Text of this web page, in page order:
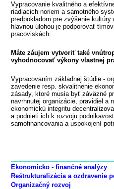
Vypracovanie kvalitného a
riadiacich noriem a samotného
predpokladom pre zvýšenie
hlavnou úlohou je podporovať
pracoviskách.
Máte záujem vytvoriť také
vyhodnocovať výkony vlastnej
Vypracovaním základnej štúdie -
zavedenie resp. skvalitnenie
zásady, ktoré musia byť záväzné
navrhnutej organizácie, pravidiel a
ekonomickú integritu
a podnieti ich k rozvoju
samofinancovania a uspokojení
Ekonomicko - finančné analýzy
Reštrukturalizácia a ozdravenie
Organizačný rozvoj